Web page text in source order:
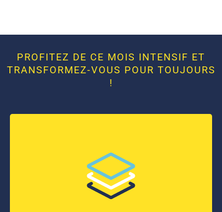
PROFITEZ DE CE MOIS INTENSIF ET
TRANSFORMEZ-VOUS POUR TOUJOURS
!